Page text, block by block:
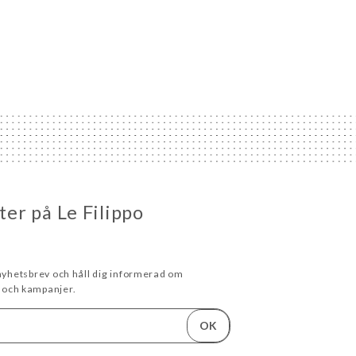
på Le Filippo
och håll dig informerad om
kampanjer.
OK